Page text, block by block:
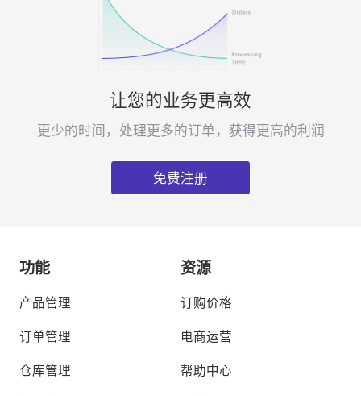
让您的业务更高效
更少的时间，处理更多的订单，获得更高的利润
免费注册
功能
产品管理
订单管理
仓库管理
资源
订购价格
电商运营
帮助中心